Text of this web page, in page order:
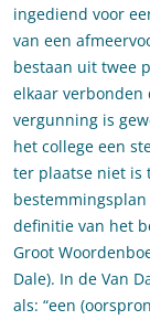
ingediend voor
van een
bestaan uit twee
elkaar verbonden
vergunning is
het college een
ter plaatse niet is
definitie van het
Groot
Dale). In de Van
als: “een